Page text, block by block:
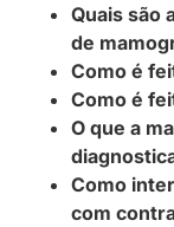
Quais são
de
Como é
Como é
O que a
Como
com